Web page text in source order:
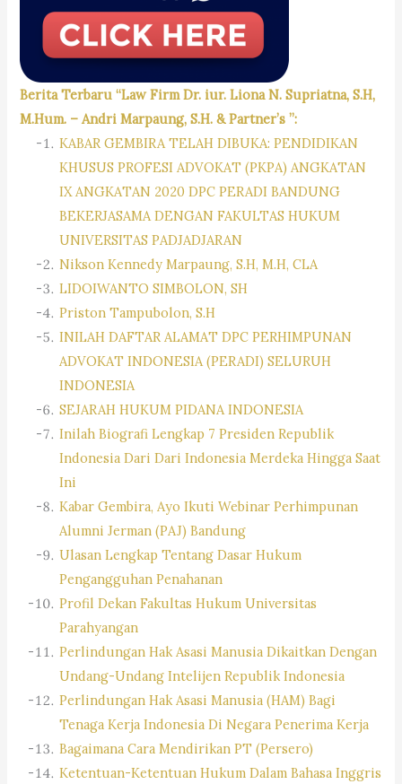
Berita Terbaru “Law Firm Dr. iur. Liona N. Supriatna, S.H,
M.Hum. – Andri Marpaung, S.H. & Partner’s ”:
KABAR GEMBIRA TELAH DIBUKA: PENDIDIKAN
KHUSUS PROFESI ADVOKAT (PKPA) ANGKATAN
IX ANGKATAN 2020 DPC PERADI BANDUNG
BEKERJASAMA DENGAN FAKULTAS HUKUM
UNIVERSITAS PADJADJARAN
Nikson Kennedy Marpaung, S.H, M.H, CLA
LIDOIWANTO SIMBOLON, SH
Priston Tampubolon, S.H
INILAH DAFTAR ALAMAT DPC PERHIMPUNAN
ADVOKAT INDONESIA (PERADI) SELURUH
INDONESIA
SEJARAH HUKUM PIDANA INDONESIA
Inilah Biografi Lengkap 7 Presiden Republik
Indonesia Dari Dari Indonesia Merdeka Hingga Saat
Ini
Kabar Gembira, Ayo Ikuti Webinar Perhimpunan
Alumni Jerman (PAJ) Bandung
Ulasan Lengkap Tentang Dasar Hukum
Pengangguhan Penahanan
Profil Dekan Fakultas Hukum Universitas
Parahyangan
Perlindungan Hak Asasi Manusia Dikaitkan Dengan
Undang-Undang Intelijen Republik Indonesia
Perlindungan Hak Asasi Manusia (HAM) Bagi
Tenaga Kerja Indonesia Di Negara Penerima Kerja
Bagaimana Cara Mendirikan PT (Persero)
Ketentuan-Ketentuan Hukum Dalam Bahasa Inggris